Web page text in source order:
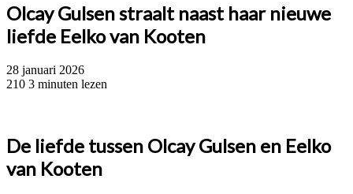
Olcay Gulsen straalt naast haar nieuwe
liefde Eelko van Kooten
28 januari 2026
210 3 minuten lezen
De liefde tussen Olcay Gulsen en Eelko
van Kooten